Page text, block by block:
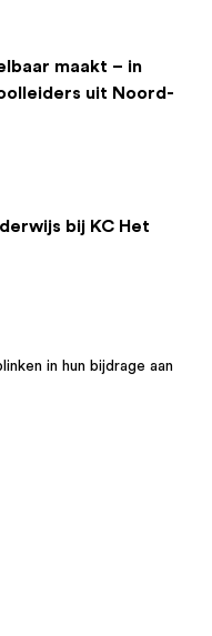
maakt – in
uit Noord-
bij KC Het
in hun bijdrage aan